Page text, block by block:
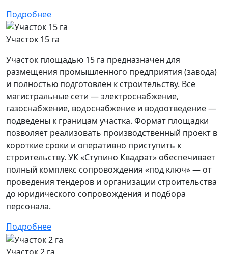
Подробнее
Участок 15 га
Участок площадью 15 га предназначен для
размещения промышленного предприятия (завода)
и полностью подготовлен к строительству. Все
магистральные сети — электроснабжение,
газоснабжение, водоснабжение и водоотведение —
подведены к границам участка. Формат площадки
позволяет реализовать производственный проект в
короткие сроки и оперативно приступить к
строительству. УК «Ступино Квадрат» обеспечивает
полный комплекс сопровождения «под ключ» — от
проведения тендеров и организации строительства
до юридического сопровождения и подбора
персонала.
Подробнее